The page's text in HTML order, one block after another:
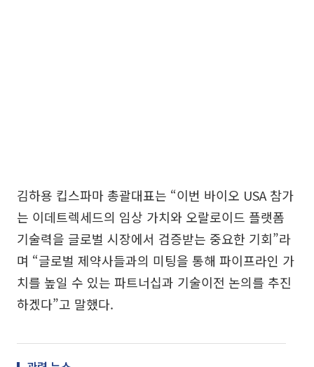
김하용 킵스파마 총괄대표는 “이번 바이오 USA 참가
는 이데트렉세드의 임상 가치와 오랄로이드 플랫폼
기술력을 글로벌 시장에서 검증받는 중요한 기회”라
며 “글로벌 제약사들과의 미팅을 통해 파이프라인 가
치를 높일 수 있는 파트너십과 기술이전 논의를 추진
하겠다”고 말했다.